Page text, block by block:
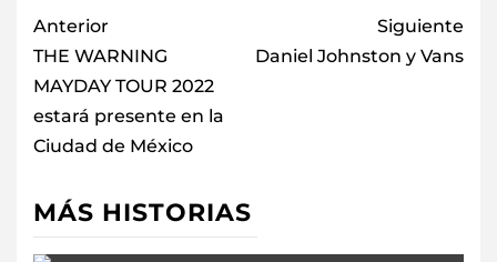
Anterior
THE WARNING
MAYDAY TOUR 2022
estará presente en la
Ciudad de México
Siguiente
Daniel Johnston y Vans
MÁS HISTORIAS